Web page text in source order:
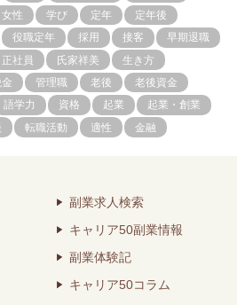
女性 学び 定年
定年後
役職定年 採用 接客
早期退職
正社員 氏家祥美
生き方
管理職 老後
老後資金
語学力 資格 起業
起業・創業
転職活動 適性 金融
副業求人検索
キャリア50副業情報
副業体験記
キャリア50コラム